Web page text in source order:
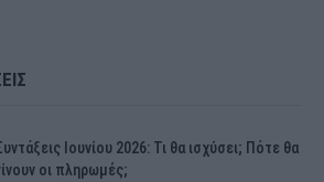
Ιουνίου 2026: Τι θα ισχύσει; Πότε θα
οι πληρωμές;